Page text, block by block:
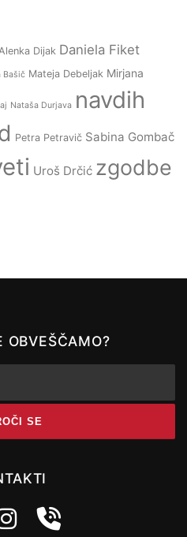
Dijak Daniela Fiket
Bašič Mateja Debeljak Mirjana
Nataša Durjava navdih
Petra Petravič Sabina Gombač
Uroš Drčić zgodbe
OBVEŠČAMO?